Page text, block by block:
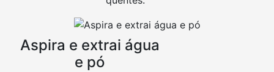
Aspira e extrai água
e pó